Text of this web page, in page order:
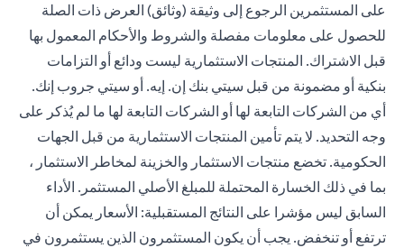
على المستثمرين الرجوع إلى وثيقة (وثائق) العرض ذات الصلة
للحصول على معلومات مفصلة والشروط والأحكام المعمول بها
قبل الاشتراك. المنتجات الاستثمارية ليست ودائع أو التزامات
بنكية أو مضمونة من قبل سيتي بنك إن. إيه. أو سيتي جروب إنك.
أي من الشركات التابعة لها أو الشركات التابعة لها ما لم يُذكر على
وجه التحديد. لا يتم تأمين المنتجات الاستثمارية من قبل الجهات
الحكومية. تخضع منتجات الاستثمار والخزينة لمخاطر الاستثمار ،
بما في ذلك الخسارة المحتملة للمبلغ الأصلي المستثمر. الأداء
السابق ليس مؤشرا على النتائج المستقبلية: الأسعار يمكن أن
ترتفع أو تنخفض. يجب أن يكون المستثمرون الذين يستثمرون في